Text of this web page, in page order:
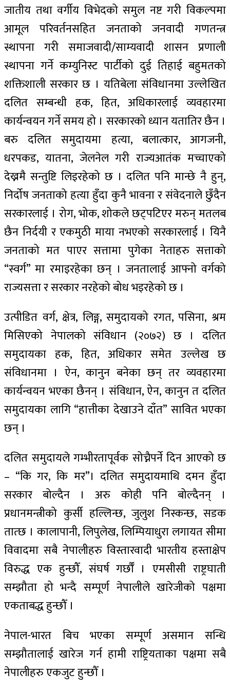
जातीय तथा वर्गीय विभेदको समुल नष्ट गरी विकल्पमा
आमूल परिवर्तनसहित जनताको जनवादी गणतन्त्र
स्थापना गरी समाजवादी/साम्यवादी शासन प्रणाली
स्थापना गर्ने कम्युनिस्ट पार्टीको दुई तिहाई बहुमतको
शक्तिशाली सरकार छ । यतिबेला संविधानमा उल्लेखित
दलित सम्बन्धी हक, हित, अधिकारलाई व्यवहारमा
कार्यन्वयन गर्ने समय हो । सरकारको ध्यान यतातिर छैन ।
बरु दलित समुदायमा हत्या, बलात्कार, आगजनी,
धरपकड, यातना, जेलनेल गरी राज्यआतंक मच्चाएको
देख्नमै सन्तुष्टि लिइरहेको छ । दलित पनि मान्छे नै हुन्,
निर्दोष जनताको हत्या हुँदा कुनै भावना र संवेदनाले छुँदैन
सरकारलाई । रोग, भोक, शोकले छट्पटिएर मरुन् मतलब
छैन निर्दयी र एकमुठी माया नभएको सरकारलाई । यिनै
जनताको मत पाएर सत्तामा पुगेका नेताहरु सत्ताको
“स्वर्ग” मा रमाइरहेका छन् । जनतालाई आफ्नो वर्गको
राज्यसत्ता र सरकार नरहेको बोध भइरहेको छ ।
उत्पीडित वर्ग, क्षेत्र, लिङ्ग, समुदायको रगत, पसिना, श्रम
मिसिएको नेपालको संविधान (२०७२) छ । दलित
समुदायका हक, हित, अधिकार समेत उल्लेख छ
संविधानमा । ऐन, कानुन बनेका छन् तर व्यवहारमा
कार्यन्वयन भएका छैनन् । संविधान, ऐन, कानुन त दलित
समुदायका लागि “हात्तीका देखाउने दाँत” सावित भएका
छन् ।
दलित समुदायले गम्भीरतापूर्वक सोच्नैपर्ने दिन आएको छ
– “कि गर, कि मर”। दलित समुदायमाथि दमन हुँदा
सरकार बोल्दैन । अरु कोही पनि बोल्दैनन् ।
प्रधानमन्त्रीको कुर्सी हल्लिन्छ, जुलुश निस्कन्छ, सडक
तात्छ । कालापानी, लिपुलेख, लिम्पियाधुरा लगायत सीमा
विवादमा सबै नेपालीहरु विस्तारवादी भारतीय हस्ताक्षेप
विरुद्ध एक हुन्छौँ, संघर्ष गर्छौँ । एमसीसी राष्ट्रघाती
सम्झौता हो भन्दै सम्पूर्ण नेपालीले खारेजीको पक्षमा
एकताबद्ध हुन्छौँ ।
नेपाल-भारत बिच भएका सम्पूर्ण असमान सन्धि
सम्झौतालाई खारेज गर्न हामी राष्ट्रियताका पक्षमा सबै
नेपालीहरु एकजुट हुन्छौँ ।